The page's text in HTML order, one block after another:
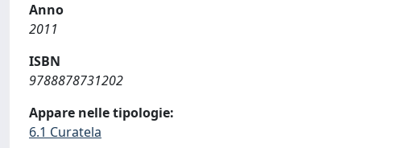
Anno
2011
ISBN
9788878731202
Appare nelle tipologie:
6.1 Curatela